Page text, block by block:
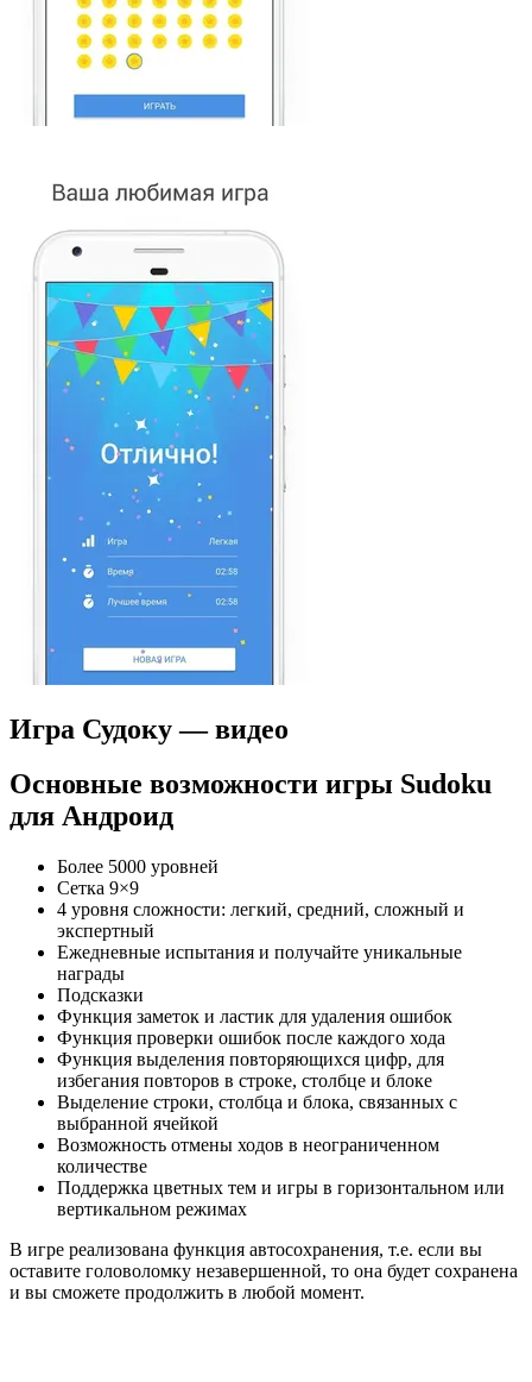
Игра Судоку — видео
Основные возможности игры Sudoku
для Андроид
Более 5000 уровней
Сетка 9×9
4 уровня сложности: легкий, средний, сложный и
экспертный
Ежедневные испытания и получайте уникальные
награды
Подсказки
Функция заметок и ластик для удаления ошибок
Функция проверки ошибок после каждого хода
Функция выделения повторяющихся цифр, для
избегания повторов в строке, столбце и блоке
Выделение строки, столбца и блока, связанных с
выбранной ячейкой
Возможность отмены ходов в неограниченном
количестве
Поддержка цветных тем и игры в горизонтальном или
вертикальном режимах
В игре реализована функция автосохранения, т.е. если вы
оставите головоломку незавершенной, то она будет сохранена
и вы сможете продолжить в любой момент.